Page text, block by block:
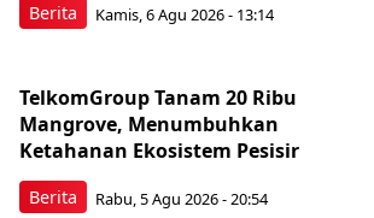
Berita Kamis, 6 Agu 2026 - 13:14
Berita
TelkomGroup Tanam 20 Ribu
Mangrove, Menumbuhkan
Ketahanan Ekosistem Pesisir
Rabu, 5 Agu 2026 - 20:54